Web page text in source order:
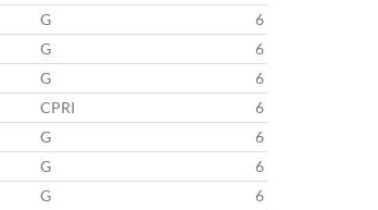
G
6
G
6
G
6
CPRI
6
G
6
G
6
G
6